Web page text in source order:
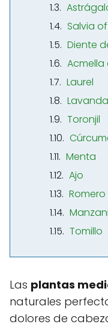
Salvia
Diente
Laurel
Lavanda
Toronjil
Menta
Ajo
Romero
Tomillo
Las plantas
naturales
dolores de